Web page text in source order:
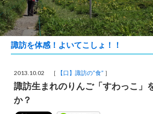
諏訪を体感！よいてこしょ！！
2013.10.02 ［ 【口】諏訪の”食” ］
諏訪生まれのりんご「すわっこ」
か？